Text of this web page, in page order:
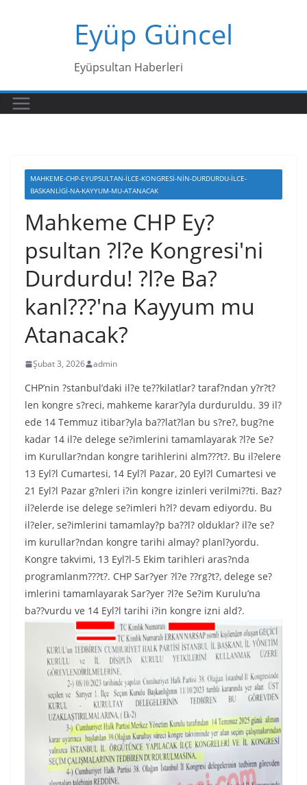
Eyüp Güncel
Eyüpsultan Haberleri
MAHKEME-CHP-EYUPSULTAN-ILCE-KONGRESI-NIN-DURDURDU-ILCE-
BASKANLIGI-NA-KAYYUM-MU-ATANACAK
Mahkeme CHP Ey?
psultan ?l?e Kongresi'ni
Durdurdu! ?l?e Ba?
kanl???'na Kayyum mu
Atanacak?
Şubat 3, 2026 admin
CHP’nin ?stanbul’daki il?e te??kilatlar? taraf?ndan y?r?t?
len kongre s?reci, mahkeme karar?yla durduruldu. 39 il?
ede 14 Temmuz itibar?yla ba??lat?lan bu s?re?, bug?ne
kadar 14 il?e delege se?imlerini tamamlayarak ?l?e Se?
im Kurullar?ndan kongre tarihlerini alm???t?. Bu il?elere
13 Eyl?l Cumartesi, 14 Eyl?l Pazar, 20 Eyl?l Cumartesi ve
21 Eyl?l Pazar g?nleri i?in kongre izinleri verilmi??ti. Baz?
il?elerde ise delege se?imleri h?l? devam ediyordu. Bu
il?eler, se?imlerini tamamlay?p ba??l? olduklar? il?e se?
im kurullar?ndan kongre tarihi almay? planl?yordu.
Kongre takvimi, 13 Eyl?l-5 Ekim tarihleri aras?nda
programlanm???t?. CHP Sar?yer ?l?e ??rg?t?, delege se?
imlerini tamamlayarak Sar?yer ?l?e Se?im Kurulu’na
ba??vurdu ve 14 Eyl?l tarihi i?in kongre izni ald?.